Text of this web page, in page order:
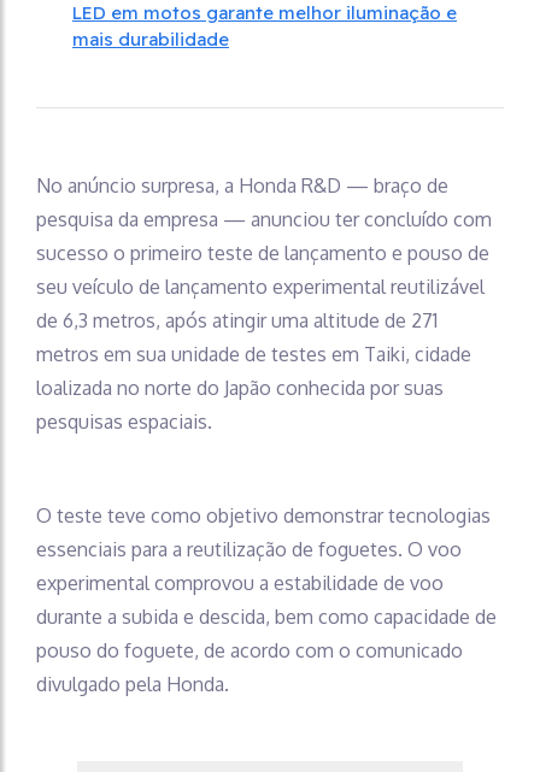
LED em motos garante melhor iluminação e
mais durabilidade
No anúncio surpresa, a Honda R&D — braço de
pesquisa da empresa — anunciou ter concluído com
sucesso o primeiro teste de lançamento e pouso de
seu veículo de lançamento experimental reutilizável
de 6,3 metros, após atingir uma altitude de 271
metros em sua unidade de testes em Taiki, cidade
loalizada no norte do Japão conhecida por suas
pesquisas espaciais.
O teste teve como objetivo demonstrar tecnologias
essenciais para a reutilização de foguetes. O voo
experimental comprovou a estabilidade de voo
durante a subida e descida, bem como capacidade de
pouso do foguete, de acordo com o comunicado
divulgado pela Honda.